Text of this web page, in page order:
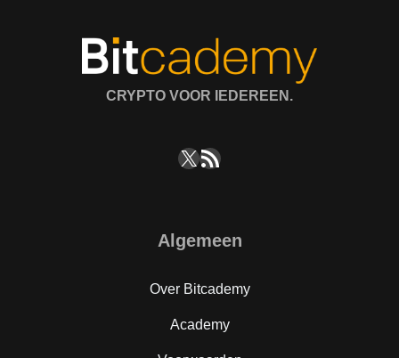
CRYPTO VOOR IEDEREEN.
X RSS feed
Algemeen
Over Bitcademy
Academy